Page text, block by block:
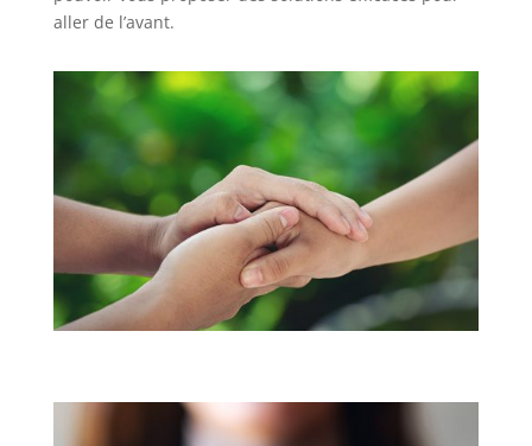
aller de l’avant.